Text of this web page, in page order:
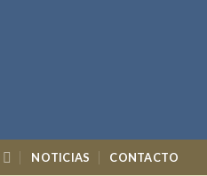
NOTICIAS CONTACTO